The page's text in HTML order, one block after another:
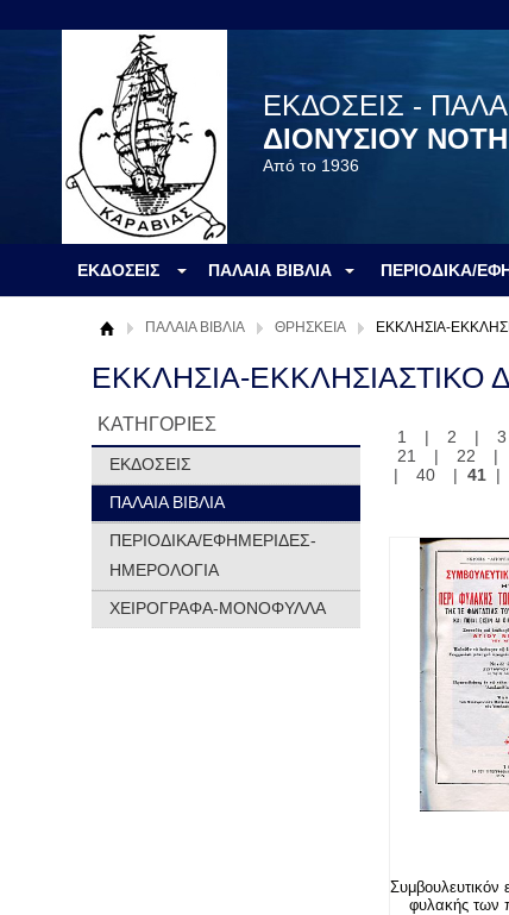
ΕΚΔΟΣΕΙΣ -
ΔΙΟΝΥΣΙΟΥ
Από το 1936
ΕΚΔΟΣΕΙΣ ΠΑΛΑΙΑ ΒΙΒΛΙΑ ΠΕΡΙΟΔΙΚΑ/
ΠΑΛΑΙΑ ΒΙΒΛΙΑ ΘΡΗΣΚΕΙΑ ΕΚΚΛΗΣΙΑ-
ΕΚΚΛΗΣΙΑ-ΕΚΚΛΗΣΙΑΣΤΙΚΟ
ΚΑΤΗΓΟΡΙΕΣ
ΕΚΔΟΣΕΙΣ
ΠΑΛΑΙΑ ΒΙΒΛΙΑ
ΠΕΡΙΟΔΙΚΑ/ΕΦΗΜΕΡΙΔΕΣ-
ΗΜΕΡΟΛΟΓΙΑ
ΧΕΙΡΟΓΡΑΦΑ-ΜΟΝΟΦΥΛΛΑ
1 | 2 | 3
21
| 22 |
|
40 | 41|
Συμβουλευτικόν
φυλακής των